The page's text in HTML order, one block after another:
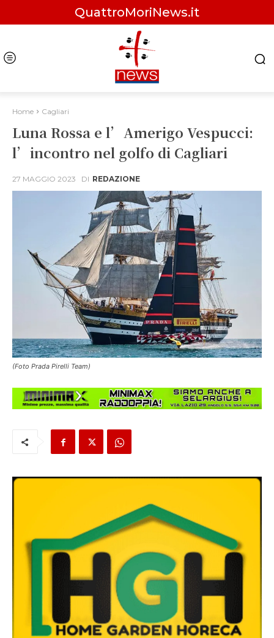
QuattroMoriNews.it
Home Cagliari
Luna Rossa e l’Amerigo Vespucci:
l’incontro nel golfo di Cagliari
27 MAGGIO 2023 DI REDAZIONE
(Foto Prada Pirelli Team)